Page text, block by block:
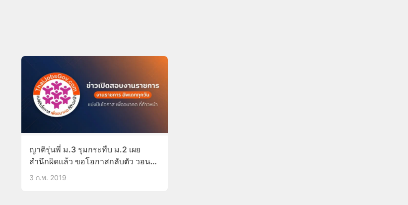
ญาติรุ่นพี่ ม.3 รุมกระทืบ ม.2 เผย
สำนึกผิดแล้ว ขอโอกาสกลับตัว วอน
โซเชียลยุติล่าค่าหัว อีกฝ่ายไม่ติดใจ
3 ก.พ. 2019